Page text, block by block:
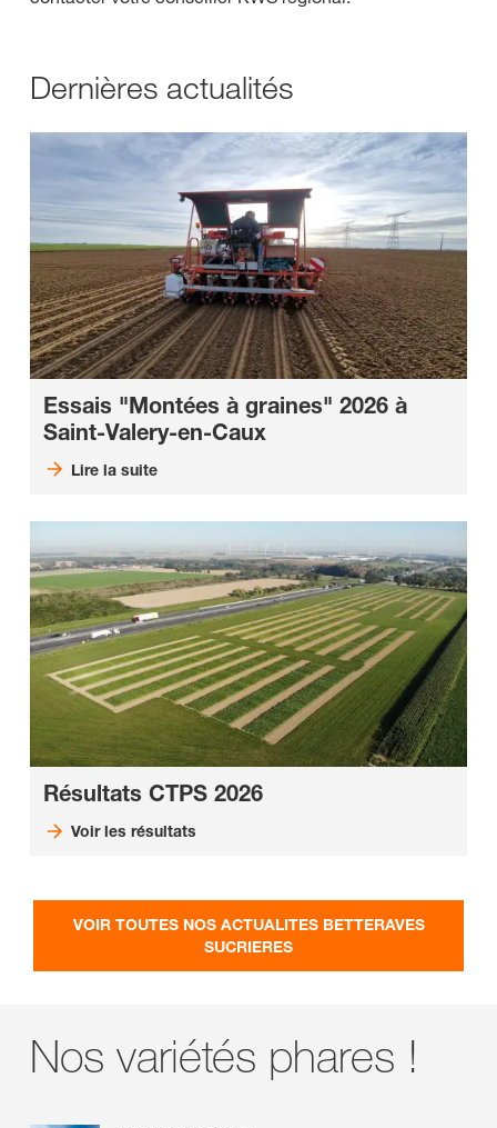
Dernières actualités
Essais "Montées à graines" 2026 à
Saint-Valery-en-Caux
Lire la suite
Résultats CTPS 2026
Voir les résultats
VOIR TOUTES NOS ACTUALITES BETTERAVES
SUCRIERES
Nos variétés phares !